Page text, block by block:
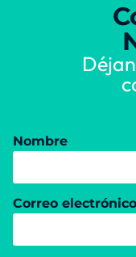
Nombre
Correo electrónico